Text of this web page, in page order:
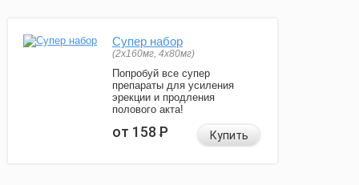
Супер набор
(2х160мг, 4х80мг)
Попробуй все супер
препараты для усиления
эрекции и продления
полового акта!
от 158Р Купить